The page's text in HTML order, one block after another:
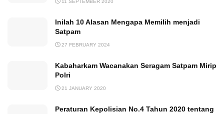
11 SEPTEMBER 2020
Inilah 10 Alasan Mengapa Memilih menjadi
Satpam
27 FEBRUARY 2024
Kabaharkam Wacanakan Seragam Satpam Mirip
Polri
21 JANUARY 2020
Peraturan Kepolisian No.4 Tahun 2020 tentang